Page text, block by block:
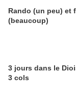
Rando (un peu) et
(beaucoup)
3 jours dans le
3 cols